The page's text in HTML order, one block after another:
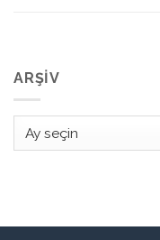
ARŞIV
Arşiv